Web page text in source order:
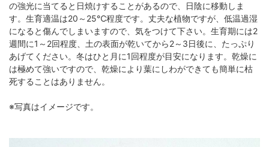
の強光に当てると日焼けすることがあるので、日陰に移動しま
す。生育適温は20～25℃程度です。丈夫な植物ですが、低温過湿
になると傷んでしまいますので、気をつけて下さい。生育期には2
週間に1～2回程度、土の表面が乾いてから2～3日後に、たっぷり
あげてください。冬はひと月に1回程度が目安になります。乾燥に
は極めて強いですので、乾燥により葉にしわができても簡単に枯
死することはありません。
※写真はイメージです。